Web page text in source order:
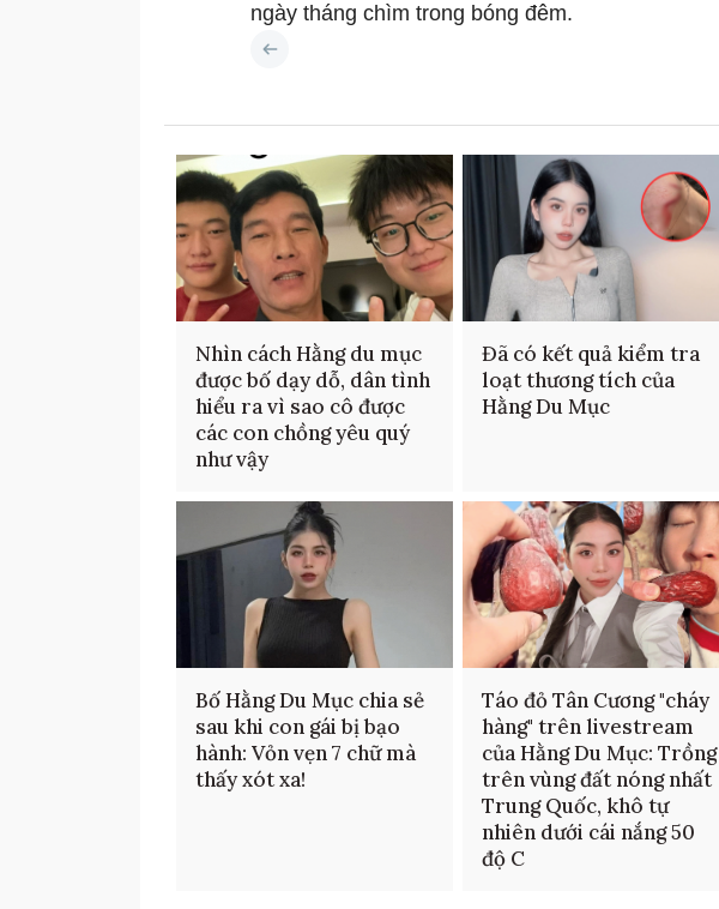
ngày tháng chìm trong bóng đêm.
Nhìn cách Hằng du mục
được bố dạy dỗ, dân tình
hiểu ra vì sao cô được
các con chồng yêu quý
như vậy
Đã có kết quả kiểm tra
loạt thương tích của
Hằng Du Mục
Bố Hằng Du Mục chia sẻ
sau khi con gái bị bạo
hành: Vỏn vẹn 7 chữ mà
thấy xót xa!
Táo đỏ Tân Cương "cháy
hàng" trên livestream
của Hằng Du Mục: Trồng
trên vùng đất nóng nhất
Trung Quốc, khô tự
nhiên dưới cái nắng 50
độ C